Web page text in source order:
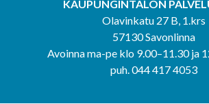
KAUPUNGINTALON
Olavinkatu 27 B, 1.krs
57130 Savonlinna
Avoinna ma-pe klo 9.00–11.30 ja
puh. 044 417 4053